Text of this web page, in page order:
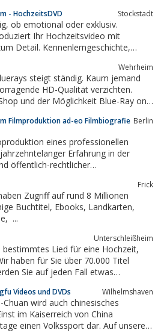
- HochzeitsDVD Stockstadt
Ihr Hochzeitsvideo mit
Detail. Kennenlerngeschichte,
Wehrheim
steigt ständig. Kaum jemand
HD-Qualität verzichten.
aus dem Bereich High
Filmproduktion ad-eo Filmbiografie Berlin
eines professionellen
Erfahrung in der
öffentlich-rechtlicher
Leben als Film.Dann sind Sie bei
Frick
Zugriff auf rund 8 Millionen
Landkarten,
Filme, ...
Unterschleißheim
bestimmtes Lied für eine Hochzeit,
haben für Sie über 70.000 Titel
Videos und DVDs Wilhelmshaven
wird auch chinesisches
im Kaiserreich von China
einen Volkssport dar. Auf unserer